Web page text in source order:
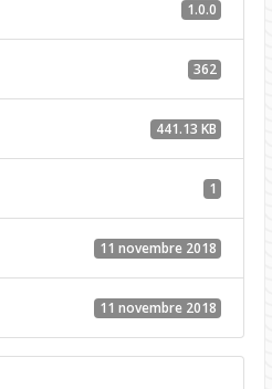
1.0.0
362
441.13 KB
1
11 novembre 2018
11 novembre 2018